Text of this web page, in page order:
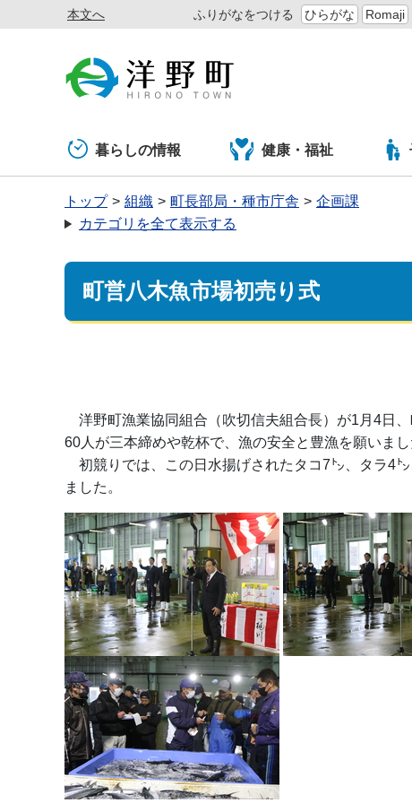
本文へ ふりがなをつける ひらがな Romaji
暮らしの情報 健康・福祉
トップ 組織 町長部局・種市庁舎
企画課
カテゴリを全て表示する
町営八木魚市場初売り式
洋野町漁業協同組合（吹切信夫組合長）が1月4日
60人が三本締めや乾杯で、漁の安全と豊漁を願いまし
初競りでは、この日水揚げされたタコ7㌧、タラ4
ました。